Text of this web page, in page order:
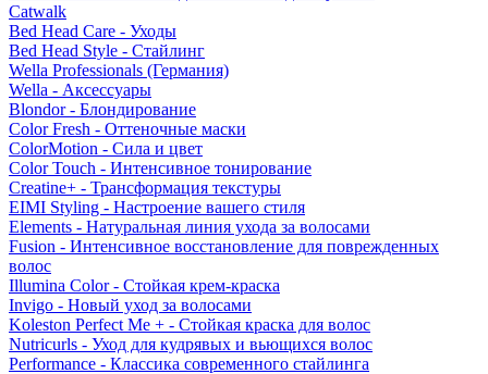
Catwalk
Bed Head Care - Уходы
Bed Head Style - Стайлинг
Wella Professionals (Германия)
Wella - Аксессуары
Blondor - Блондирование
Color Fresh - Оттеночные маски
ColorMotion - Сила и цвет
Color Touch - Интенсивное тонирование
Creatine+ - Трансформация текстуры
EIMI Styling - Настроение вашего стиля
Elements - Натуральная линия ухода за волосами
Fusion - Интенсивное восстановление для поврежденных
волос
Illumina Color - Стойкая крем-краска
Invigo - Новый уход за волосами
Koleston Perfect Me + - Стойкая краска для волос
Nutricurls - Уход для кудрявых и вьющихся волос
Performance - Классика современного стайлинга